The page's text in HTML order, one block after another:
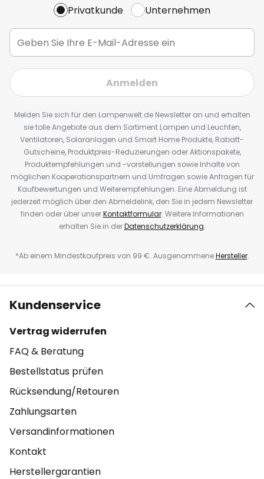
Privatkunde Unternehmen
Anmelden
Melden Sie sich für den Lampenwelt.de Newsletter an und erhalten
sie tolle Angebote aus dem Sortiment Lampen und Leuchten,
Ventilatoren, Solaranlagen und Smart Home Produkte, Rabatt-
Gutscheine, Produktpreis-Reduzierungen oder Aktionspakete,
Produktempfehlungen und -vorstellungen sowie Inhalte von
möglichen Kooperationspartnern und Umfragen sowie Anfragen für
Kaufbewertungen und Weiterempfehlungen. Eine Abmeldung ist
jederzeit möglich über den Abmeldelink, den Sie in jedem Newsletter
finden oder über unserKontaktformular. Weitere Informationen
erhalten Sie in derDatenschutzerklärung.
*Ab einem Mindestkaufpreis von 99 €. AusgenommeneHersteller.
Kundenservice
Vertrag widerrufen
FAQ & Beratung
Bestellstatus prüfen
Rücksendung/Retouren
Zahlungsarten
Versandinformationen
Kontakt
Herstellergarantien